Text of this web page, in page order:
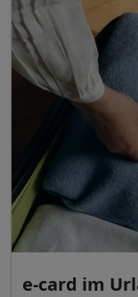
e-card im